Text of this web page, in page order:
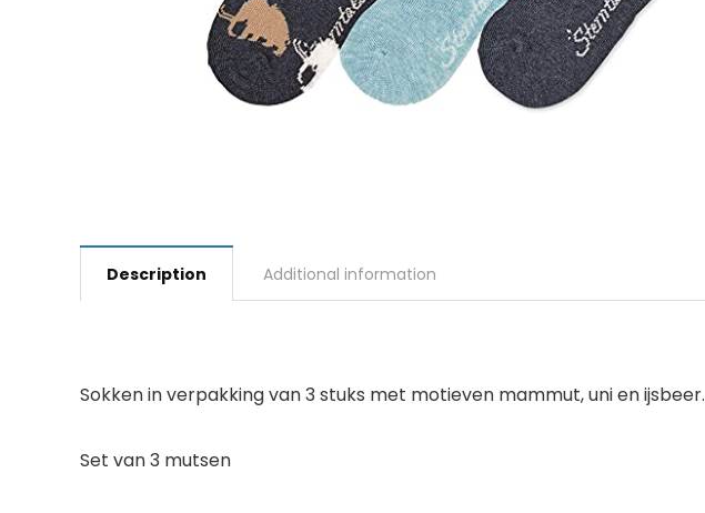
Description Additional information
Sokken in verpakking van 3 stuks met motieven mammut, uni en ijsbeer.
Set van 3 mutsen